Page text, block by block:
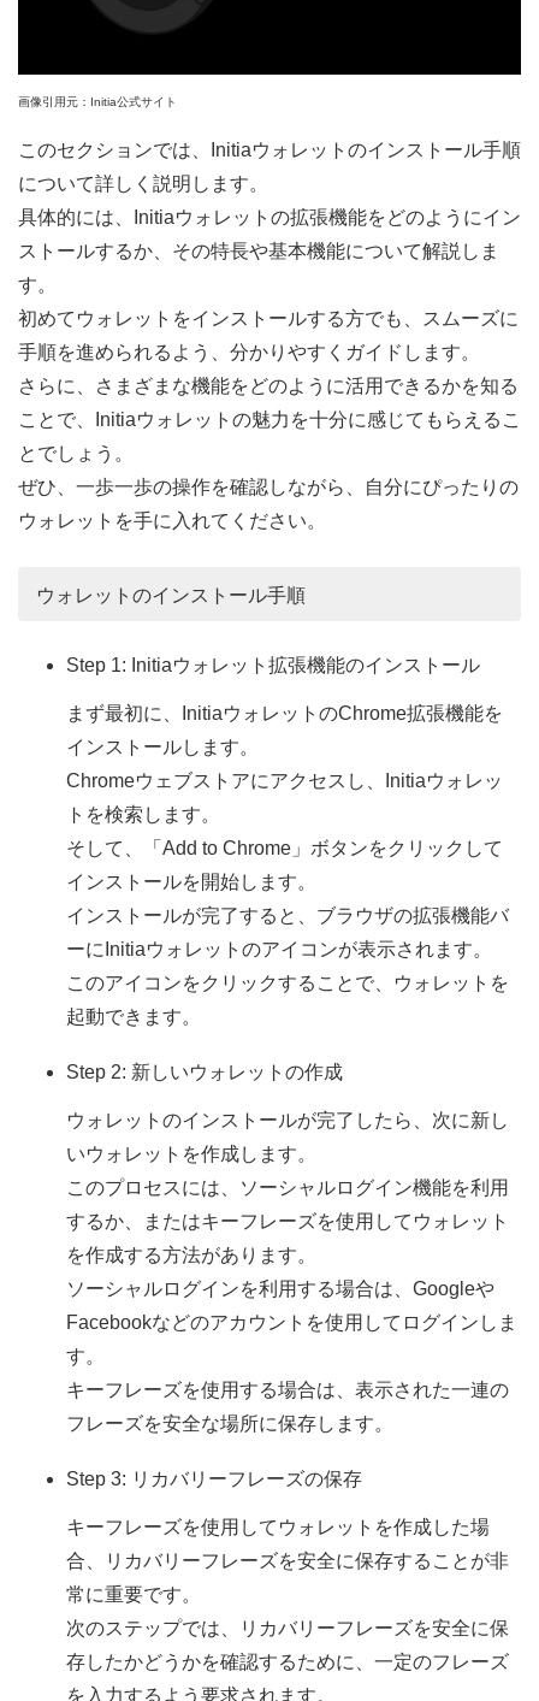
画像引用元：Initia公式サイト
このセクションでは、Initiaウォレットのインストール手順
について詳しく説明します。
具体的には、Initiaウォレットの拡張機能をどのようにイン
ストールするか、その特長や基本機能について解説しま
す。
初めてウォレットをインストールする方でも、スムーズに
手順を進められるよう、分かりやすくガイドします。
さらに、さまざまな機能をどのように活用できるかを知る
ことで、Initiaウォレットの魅力を十分に感じてもらえるこ
とでしょう。
ぜひ、一歩一歩の操作を確認しながら、自分にぴったりの
ウォレットを手に入れてください。
ウォレットのインストール手順
Step 1: Initiaウォレット拡張機能のインストール
まず最初に、InitiaウォレットのChrome拡張機能を
インストールします。
Chromeウェブストアにアクセスし、Initiaウォレッ
トを検索します。
そして、「Add to Chrome」ボタンをクリックして
インストールを開始します。
インストールが完了すると、ブラウザの拡張機能バ
ーにInitiaウォレットのアイコンが表示されます。
このアイコンをクリックすることで、ウォレットを
起動できます。
Step 2: 新しいウォレットの作成
ウォレットのインストールが完了したら、次に新し
いウォレットを作成します。
このプロセスには、ソーシャルログイン機能を利用
するか、またはキーフレーズを使用してウォレット
を作成する方法があります。
ソーシャルログインを利用する場合は、Googleや
Facebookなどのアカウントを使用してログインしま
す。
キーフレーズを使用する場合は、表示された一連の
フレーズを安全な場所に保存します。
Step 3: リカバリーフレーズの保存
キーフレーズを使用してウォレットを作成した場
合、リカバリーフレーズを安全に保存することが非
常に重要です。
次のステップでは、リカバリーフレーズを安全に保
存したかどうかを確認するために、一定のフレーズ
を入力するよう要求されます。